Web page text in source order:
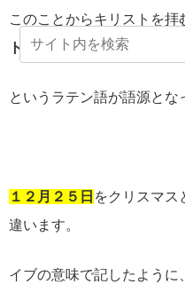
このことからキリストを拝
ト）とmas（礼拝）」
というラテン語が語源とな
１２月２５日 をクリスマス
違います。
イブの意味で記したように、